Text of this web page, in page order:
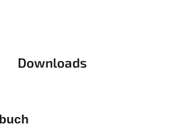
Downloads